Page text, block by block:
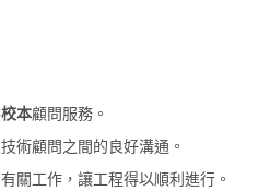
校本顧問服務。
術顧問之間的良好溝通。
關工作，讓工程得以順利進行。